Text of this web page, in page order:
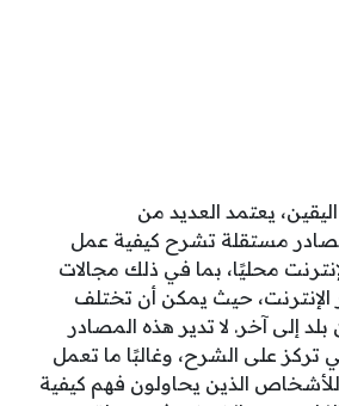
يعتمد العديد من
مستقلة تشرح كيفية عمل
محليًا، بما في ذلك مجالات
الإنترنت، حيث يمكن أن تختلف
إلى آخر. لا تدير هذه المصادر
على الشرح، وغالبًا ما تعمل
للأشخاص الذين يحاولون فهم كيفية